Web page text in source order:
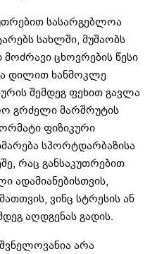
სასარგებლოა
სახლში, მუშაობს
ცხოვრების წესი
დილით ხანმოკლე
შემდეგ ფეხით გავლა
გრძელი მარშრუტის
ფიზიკური
სპორტდარბაზისა
რაც განსაკუთრებით
ადამიანებისთვის,
ვინც სტრესის ან
აღდგენას გადის.
არა